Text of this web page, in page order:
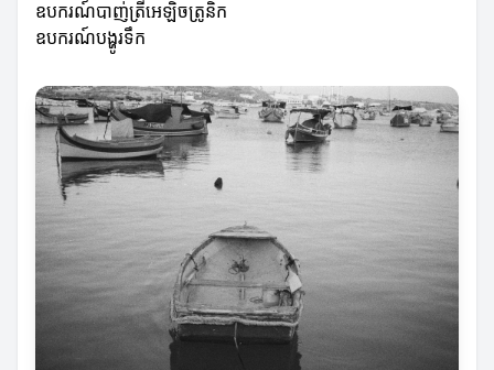
ឧបករណ៍បាញ់ត្រីអេឡិចត្រូនិក
ឧបករណ៍បង្ហូរទឹក